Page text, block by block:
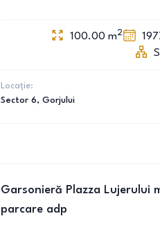
100.00 m2
Locație:
Sector 6, Gorjului
Garsonieră Plazza Lujerului
parcare adp